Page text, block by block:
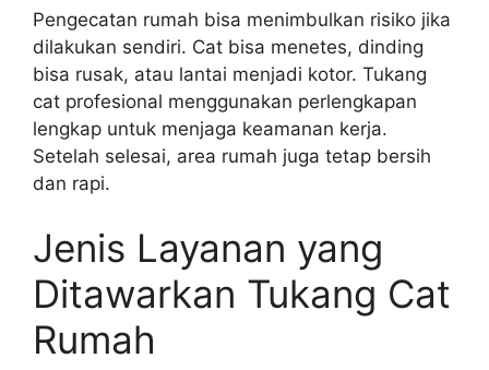
Pengecatan rumah bisa menimbulkan risiko jika
dilakukan sendiri. Cat bisa menetes, dinding
bisa rusak, atau lantai menjadi kotor. Tukang
cat profesional menggunakan perlengkapan
lengkap untuk menjaga keamanan kerja.
Setelah selesai, area rumah juga tetap bersih
dan rapi.
Jenis Layanan yang
Ditawarkan Tukang Cat
Rumah